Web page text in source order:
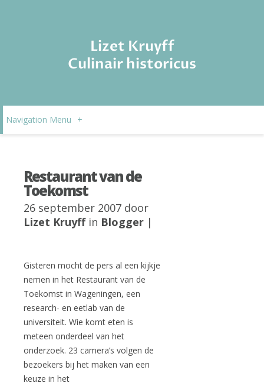
Lizet Kruyff
Culinair historicus
Navigation Menu +
Restaurant van de
Toekomst
26 september 2007 door
Lizet Kruyffin Blogger |
Gisteren mocht de pers al een kijkje
nemen in het Restaurant van de
Toekomst in Wageningen, een
research- en eetlab van de
universiteit. Wie komt eten is
meteen onderdeel van het
onderzoek. 23 camera’s volgen de
bezoekers bij het maken van een
keuze in het